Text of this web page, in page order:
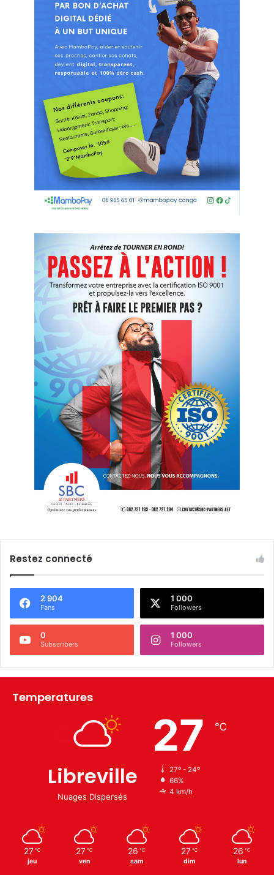
Restez connecté
2 904
Fans
1 000
Followers
0
Subscribers
1 000
Followers
Temperatures
Libreville
Nuages Dispersés
27 ℃
27º - 24º
66%
4 km/h
27 ℃
jeu
27 ℃
ven
26 ℃
sam
27 ℃
dim
26 ℃
lun